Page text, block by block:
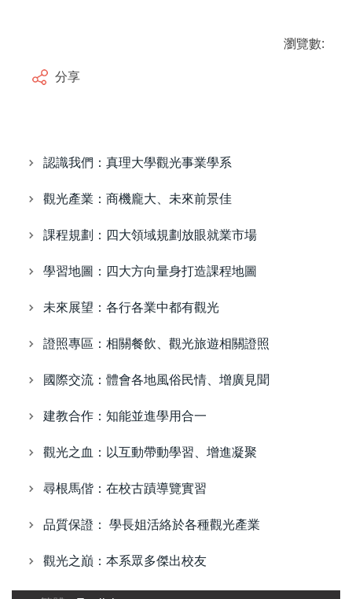
瀏覽數:
分享
認識我們：真理大學觀光事業學系
觀光產業：商機龐大、未來前景佳
課程規劃：四大領域規劃放眼就業市場
學習地圖：四大方向量身打造課程地圖
未來展望：各行各業中都有觀光
證照專區：相關餐飲、觀光旅遊相關證照
國際交流：體會各地風俗民情、增廣見聞
建教合作：知能並進學用合一
觀光之血：以互動帶動學習、增進凝聚
尋根馬偕：在校古蹟導覽實習
品質保證： 學長姐活絡於各種觀光產業
觀光之巔：本系眾多傑出校友